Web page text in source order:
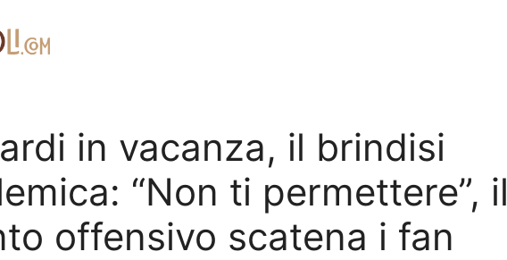
in vacanza, il brindisi
“Non ti permettere”, il
offensivo scatena i fan